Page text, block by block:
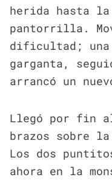
herida hasta
pantorrilla.
dificultad; una
garganta,
arrancó un
Llegó por fin
brazos sobre
Los dos
ahora en la